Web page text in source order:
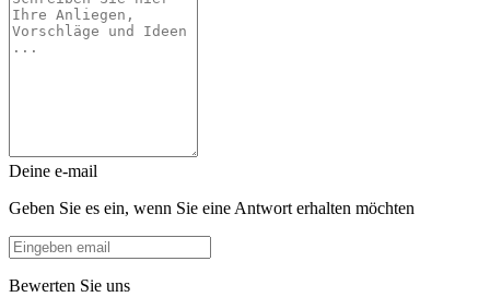
Deine e-mail
Geben Sie es ein, wenn Sie eine Antwort erhalten möchten
Bewerten Sie uns